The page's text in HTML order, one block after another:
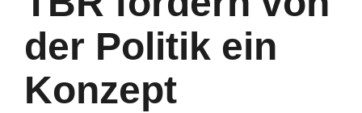
der Politik ein
Konzept